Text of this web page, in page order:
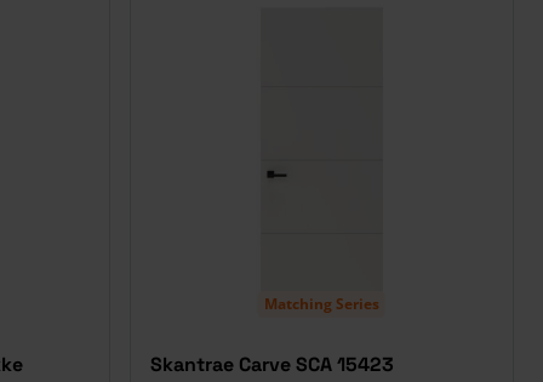
Matching Series
Skantrae Carve SCA 15423